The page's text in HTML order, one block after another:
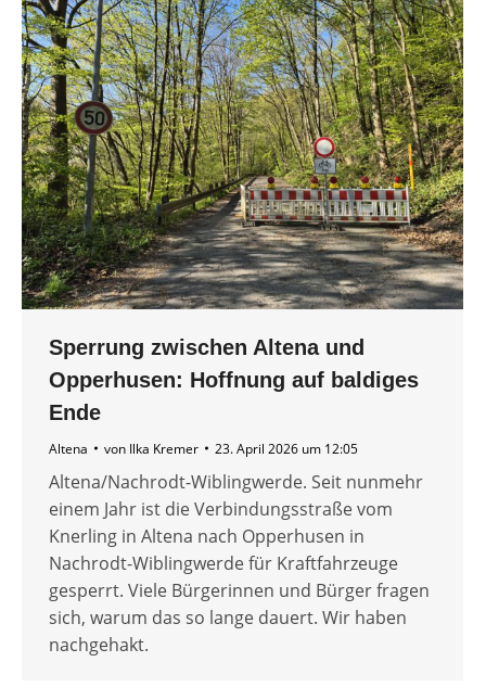
Sperrung zwischen Altena und
Opperhusen: Hoffnung auf baldiges
Ende
Altena von Ilka Kremer 23. April 2026 um 12:05
Altena/Nachrodt-Wiblingwerde. Seit nunmehr
einem Jahr ist die Verbindungsstraße vom
Knerling in Altena nach Opperhusen in
Nachrodt-Wiblingwerde für Kraftfahrzeuge
gesperrt. Viele Bürgerinnen und Bürger fragen
sich, warum das so lange dauert. Wir haben
nachgehakt.